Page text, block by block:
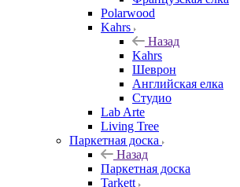
Polarwood
Kahrs
Назад
Kahrs
Шеврон
Английская елка
Студио
Lab Arte
Living Tree
Паркетная доска
Назад
Паркетная доска
Tarkett